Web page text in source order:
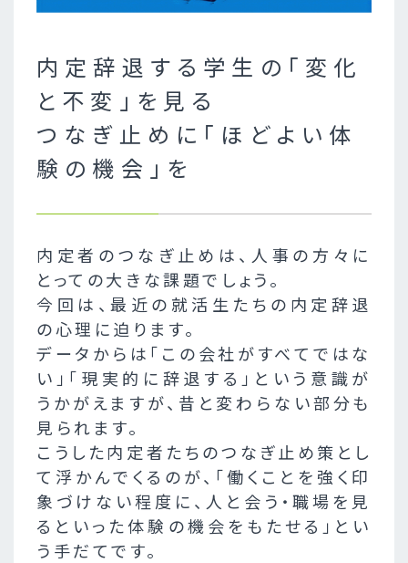
内定辞退する学生の「変化
と不変」を見る
つなぎ止めに「ほどよい体
験の機会」を
内定者のつなぎ止めは、人事の方々に
とっての大きな課題でしょう。
今回は、最近の就活生たちの内定辞退
の心理に迫ります。
データからは「この会社がすべてではな
い」「現実的に辞退する」という意識が
うかがえますが、昔と変わらない部分も
見られます。
こうした内定者たちのつなぎ止め策とし
て浮かんでくるのが、「働くことを強く印
象づけない程度に、人と会う・職場を見
るといった体験の機会をもたせる」とい
う手だてです。